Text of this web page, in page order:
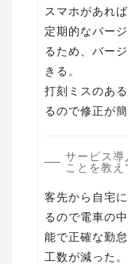
スマホがあれ
定期的なバー
るため、バー
きる。
打刻ミスのあ
るので修正が
サービス導
ことを教
客先から自宅
るので電車の
能で正確な勤
工数が減った。